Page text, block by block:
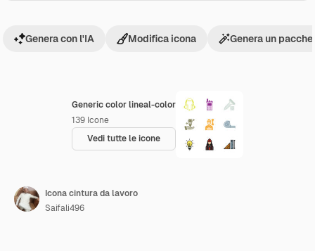
Generic color lineal-color
139 Icone
Vedi tutte le icone
Genera con l'IA Modifica icona Genera un
Icona cintura da lavoro
Saifali496